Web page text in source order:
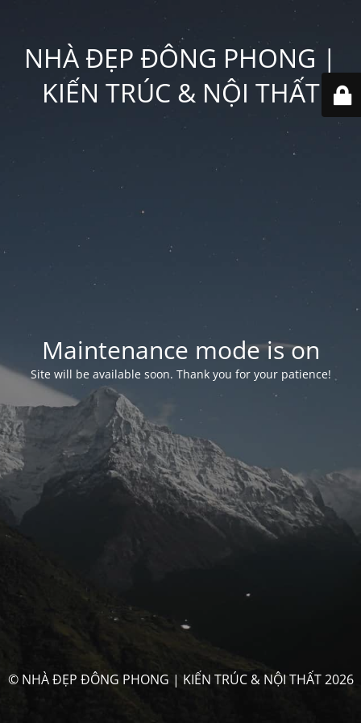
NHÀ ĐẸP ĐÔNG PHONG |
KIẾN TRÚC & NỘI THẤT
Maintenance mode is on
Site will be available soon. Thank you for your patience!
© NHÀ ĐẸP ĐÔNG PHONG | KIẾN TRÚC & NỘI THẤT 2026